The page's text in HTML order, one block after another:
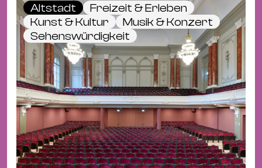
Altstadt
Freizeit & Erleben
Kunst & Kultur
Musik & Konzert
Sehenswürdigkeit